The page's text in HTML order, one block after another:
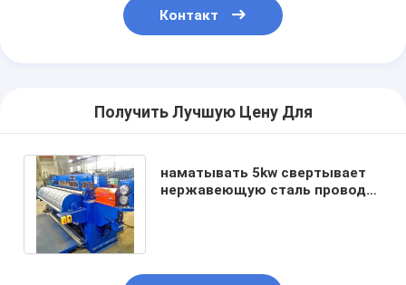
Контакт
Получить Лучшую Цену Для
наматывать 5kw свертывает
нержавеющую сталь провода